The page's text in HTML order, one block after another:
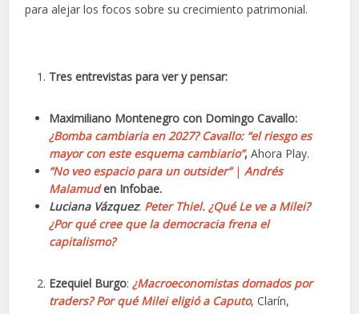
para alejar los focos sobre su crecimiento patrimonial.
Tres entrevistas para ver y pensar:
Maximiliano Montenegro con Domingo Cavallo:
¿Bomba cambiaria en 2027? Cavallo: “el riesgo es
mayor con este esquema cambiario”,Ahora Play.
“No veo espacio para un outsider”|Andrés
Malamud en Infobae.
Luciana Vázquez: Peter Thiel. ¿Qué Le ve a Milei?
¿Por qué cree que la democracia frena el
capitalismo?
Ezequiel Burgo:¿Macroeconomistas domados por
traders? Por qué Milei eligió a Caputo, Clarín,